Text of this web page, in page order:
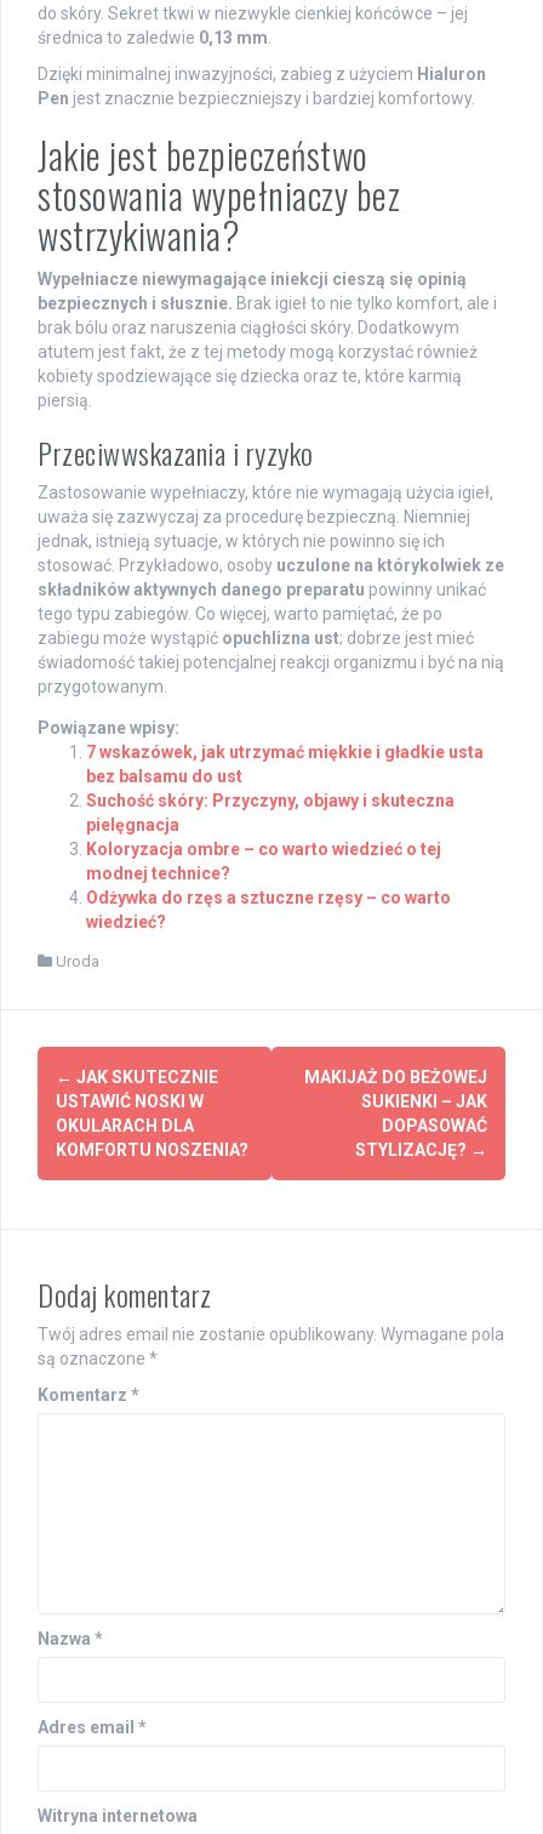
do skóry. Sekret tkwi w niezwykle cienkiej końcówce – jej
średnica to zaledwie 0,13 mm
Dzięki minimalnej inwazyjności, zabieg z użyciem Hialuron
Pen jest znacznie bezpieczniejszy i bardziej komfortowy.
Jakie jest bezpieczeństwo
stosowania wypełniaczy bez
wstrzykiwania?
Wypełniacze niewymagające iniekcji cieszą się opinią
bezpiecznych i słusznie. Brak igieł to nie tylko komfort, ale i
brak bólu oraz naruszenia ciągłości skóry. Dodatkowym
atutem jest fakt, że z tej metody mogą korzystać również
kobiety spodziewające się dziecka oraz te, które karmią
piersią.
Przeciwwskazania i ryzyko
Zastosowanie wypełniaczy, które nie wymagają użycia igieł,
uważa się zazwyczaj za procedurę bezpieczną. Niemniej
jednak, istnieją sytuacje, w których nie powinno się ich
stosować. Przykładowo, osoby uczulone na którykolwiek ze
składników aktywnych danego preparatu powinny unikać
tego typu zabiegów. Co więcej, warto pamiętać, że po
zabiegu może wystąpić opuchlizna ust; dobrze jest mieć
świadomość takiej potencjalnej reakcji organizmu i być na nią
przygotowanym.
Powiązane wpisy:
7 wskazówek, jak utrzymać miękkie i gładkie usta
bez balsamu do ust
Suchość skóry: Przyczyny, objawy i skuteczna
pielęgnacja
Koloryzacja ombre – co warto wiedzieć o tej
modnej technice?
Odżywka do rzęs a sztuczne rzęsy – co warto
wiedzieć?
Uroda
Post
navigation
← JAK SKUTECZNIE
USTAWIĆ NOSKI W
OKULARACH DLA
KOMFORTU NOSZENIA?
MAKIJAŻ DO BEŻOWEJ
SUKIENKI – JAK
DOPASOWAĆ
STYLIZACJĘ? →
Dodaj komentarz
Twój adres email nie zostanie opublikowany. Wymagane pola
są oznaczone *
Komentarz *
Nazwa *
Adres email *
Witryna internetowa